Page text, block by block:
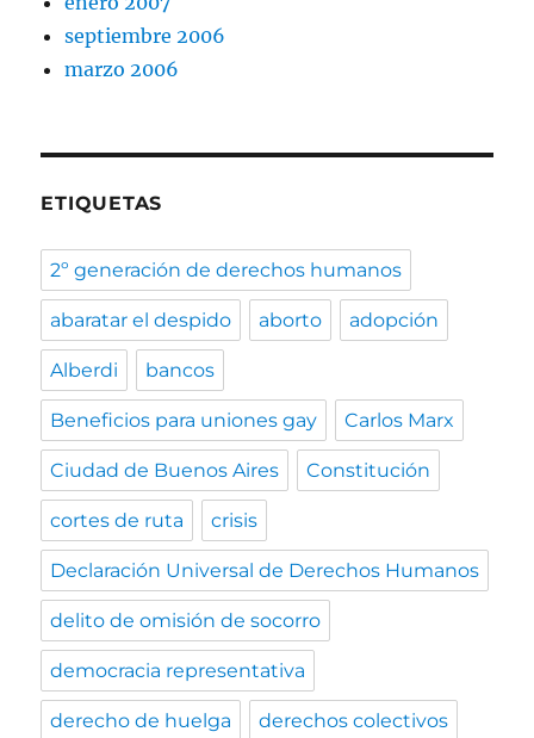
septiembre 2006
marzo 2006
ETIQUETAS
2º generación de derechos humanos
abaratar el despido aborto adopción
Alberdi bancos
Beneficios para uniones gay Carlos Marx
Ciudad de Buenos Aires Constitución
cortes de ruta crisis
Declaración Universal de Derechos Humanos
delito de omisión de socorro
democracia representativa
derecho de huelga derechos colectivos